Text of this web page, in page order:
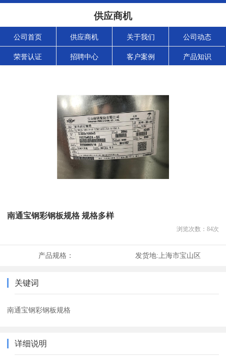
供应商机
公司首页 供应商机 关于我们 公司动态
荣誉认证 招聘中心 客户案例 产品知识
南通宝钢彩钢板规格 规格多样
浏览次数： 84次
产品规格： 发货地: 上海市宝山区
关键词
南通宝钢彩钢板规格
详细说明